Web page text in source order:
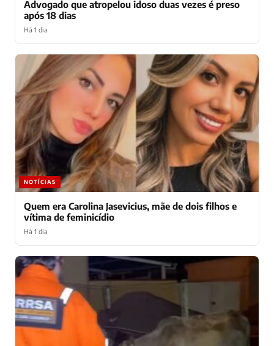
Advogado que atropelou idoso duas vezes é preso
após 18 dias
Há 1 dia
NOTÍCIAS
Quem era Carolina Jasevicius, mãe de dois filhos e
vítima de feminicídio
Há 1 dia